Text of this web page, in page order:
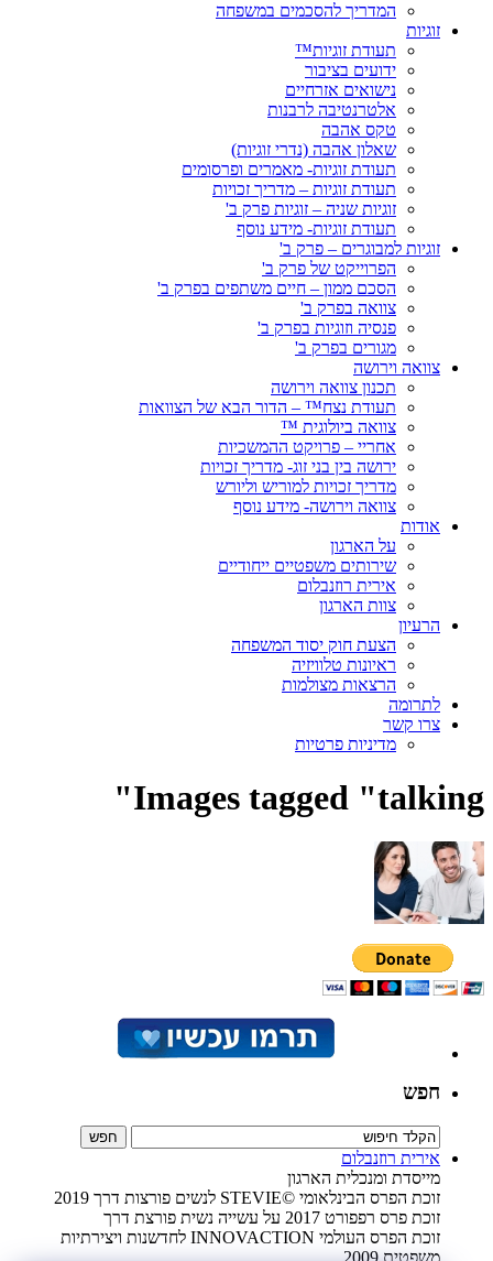
המדריך להסכמים במשפחה
זוגיות
תעודת זוגיות™
ידועים בציבור
נישואים אזרחיים
אלטרנטיבה לרבנות
טקס אהבה
שאלון אהבה (נדרי זוגיות)
תעודת זוגיות- מאמרים ופרסומים
תעודת זוגיות – מדריך זכויות
זוגיות שניה – זוגיות פרק ב'
תעודת זוגיות- מידע נוסף
זוגיות למבוגרים – פרק ב'
הפרוייקט של פרק ב'
הסכם ממון – חיים משתפים בפרק ב'
צוואה בפרק ב'
פנסיה וזוגיות בפרק ב'
מגורים בפרק ב'
צוואה וירושה
תכנון צוואה וירושה
תעודת נצח™ – הדור הבא של הצוואות
צוואה ביולוגית ™
אחריי – פרויקט ההמשכיות
ירושה בין בני זוג- מדריך זכויות
מדריך זכויות למוריש וליורש
צוואה וירושה- מידע נוסף
אודות
על הארגון
שירותים משפטיים ייחודיים
אירית רוזנבלום
צוות הארגון
הרעיון
הצעת חוק יסוד המשפחה
ראיונות טלוויזיה
הרצאות מצולמות
לתרומה
צרו קשר
מדיניות פרטיות
Images tagged "talking"
חפש
אירית רוזנבלום
מייסדת ומנכלית הארגון
זוכת הפרס הבינלאומי ©STEVIE לנשים פורצות דרך 2019
זוכת פרס רפפורט 2017 על עשייה נשית פורצת דרך
זוכת הפרס העולמי INNOVACTION לחדשנות ויצירתיות
משפטית 2009